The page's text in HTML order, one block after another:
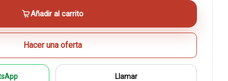
Añadir al carrito
Hacer una oferta
Llamar